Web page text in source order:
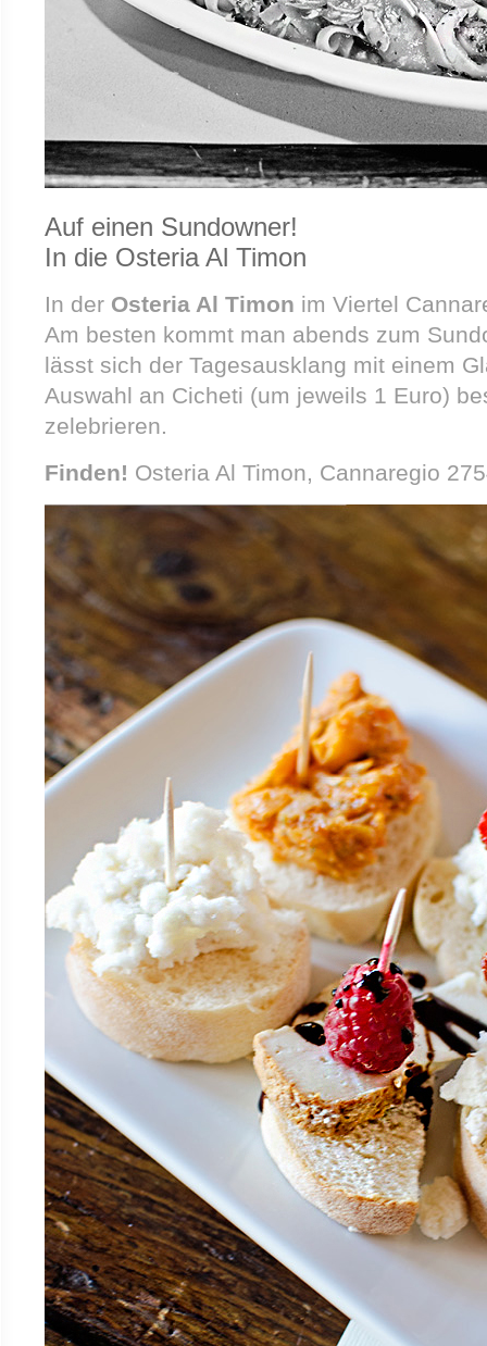
Auf einen Sundowner!
In die Osteria Al Timon
In der Osteria Al Timon im Viertel
Am besten kommt man abends zum
lässt sich der Tagesausklang mit einem
Auswahl an Cicheti (um jeweils 1 Euro)
zelebrieren.
Finden! Osteria Al Timon, Cannaregio